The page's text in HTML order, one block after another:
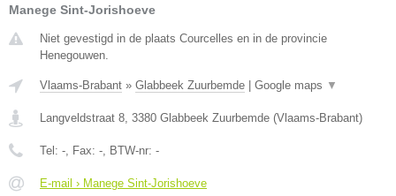
Manege Sint-Jorishoeve
Niet gevestigd in de plaats Courcelles en in de provincie
Henegouwen.
Vlaams-Brabant » Glabbeek Zuurbemde Google maps ▼
Langveldstraat 8, 3380 Glabbeek Zuurbemde (Vlaams-Brabant)
Tel: -, Fax: -, BTW-nr: -
E-mail › Manege Sint-Jorishoeve